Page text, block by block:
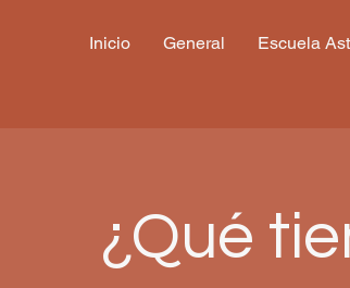
Inicio General Escuela
¿Qué